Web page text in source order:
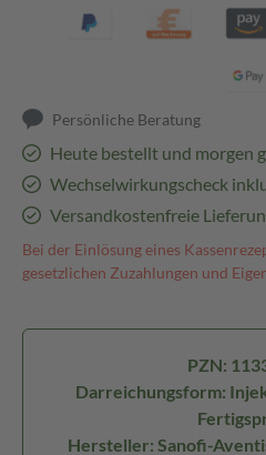
Persönliche Beratung
Heute bestellt und morgen
Wechselwirkungscheck
Versandkostenfreie
Bei der Einlösung eines
gesetzlichen Zuzahlungen und
PZN:
Darreichungsform:
Hersteller: Sanofi-